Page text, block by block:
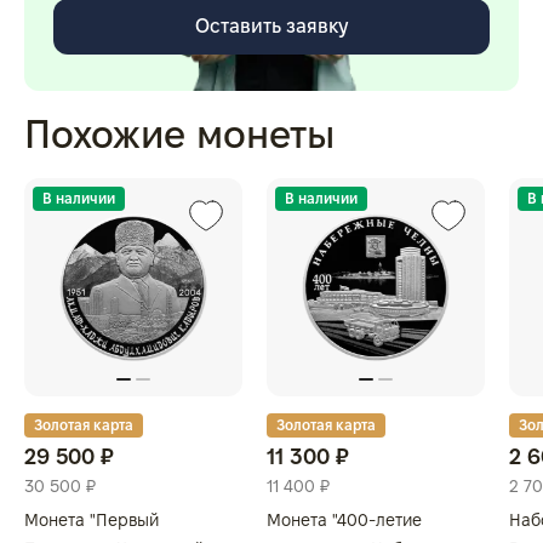
Оставить заявку
Похожие монеты
В наличии
Золотая карта
29 500 ₽
30 500 ₽
Монета "Первый
В наличии
Золотая карта
11 300 ₽
11 400 ₽
Монета "400-летие
В
2
2